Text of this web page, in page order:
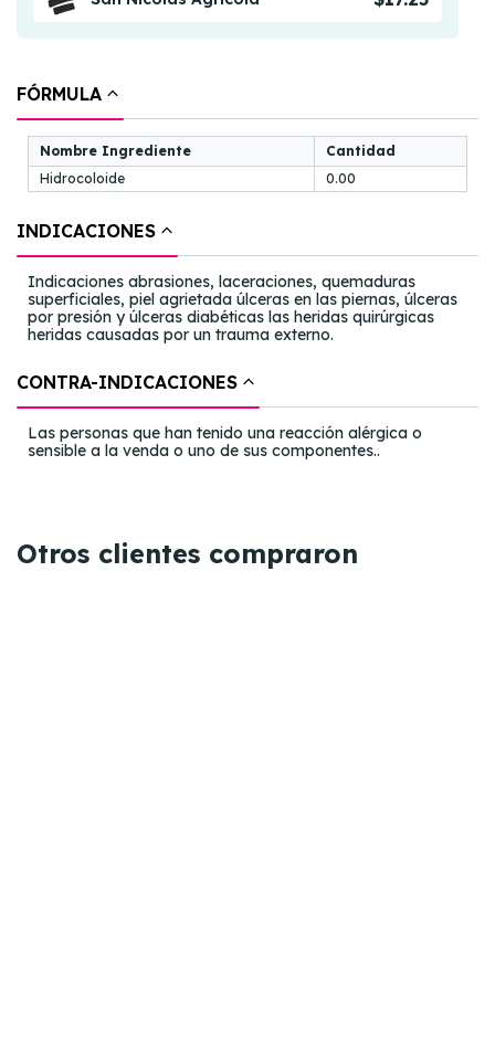
FÓRMULA
Nombre Ingrediente
Cantidad
Hidrocoloide
0.00
INDICACIONES
Indicaciones abrasiones, laceraciones, quemaduras
superficiales, piel agrietada úlceras en las piernas, úlceras
por presión y úlceras diabéticas las heridas quirúrgicas
heridas causadas por un trauma externo.
CONTRA-INDICACIONES
Las personas que han tenido una reacción alérgica o
sensible a la venda o uno de sus componentes..
Otros clientes compraron